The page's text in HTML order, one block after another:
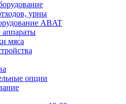
урны
ABAT
аппараты
мяса
опции